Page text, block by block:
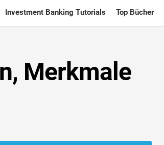
Investment Banking Tutorials Top Bücher
Merkmale